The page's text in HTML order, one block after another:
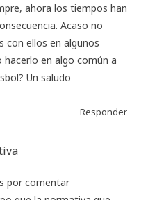
ahora los tiempos han
Acaso no
con ellos en algunos
en algo común a
Un saludo
Responder
por comentar